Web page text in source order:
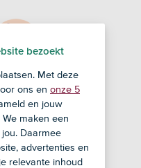
bezoekt
Met deze
ons en onze 5
en jouw
maken een
Daarmee
advertenties en
relevante inhoud